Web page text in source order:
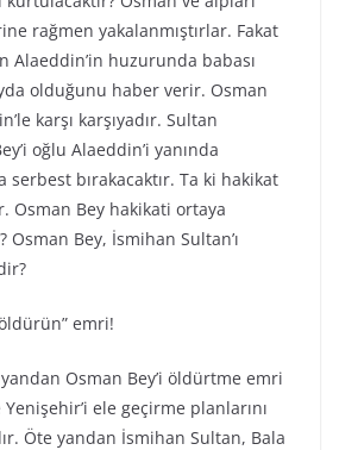
rağmen yakalanmıştırlar. Fakat
Alaeddin’in huzurunda babası
olduğunu haber verir. Osman
karşı karşıyadır. Sultan
oğlu Alaeddin’i yanında
serbest bırakacaktır. Ta ki hakikat
Osman Bey hakikati ortaya
Osman Bey, İsmihan Sultan’ı
emri!
Osman Bey’i öldürtme emri
ele geçirme planlarını
Öte yandan İsmihan Sultan, Bala